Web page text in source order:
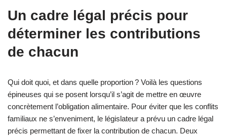
Un cadre légal précis pour
déterminer les contributions
de chacun
Qui doit quoi, et dans quelle proportion ? Voilà les questions
épineuses qui se posent lorsqu’il s’agit de mettre en œuvre
concrètement l’obligation alimentaire. Pour éviter que les conflits
familiaux ne s’enveniment, le législateur a prévu un cadre légal
précis permettant de fixer la contribution de chacun. Deux